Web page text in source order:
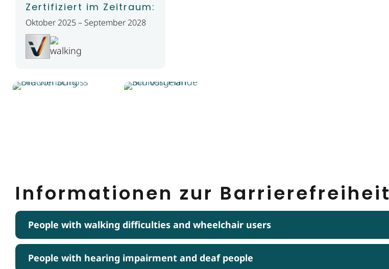
Zertifiziert im Zeitraum:
Oktober 2025 – September 2028
Informationen zur Barrierefreiheit
People with walking difficulties and wheelchair users
People with hearing impairment and deaf people